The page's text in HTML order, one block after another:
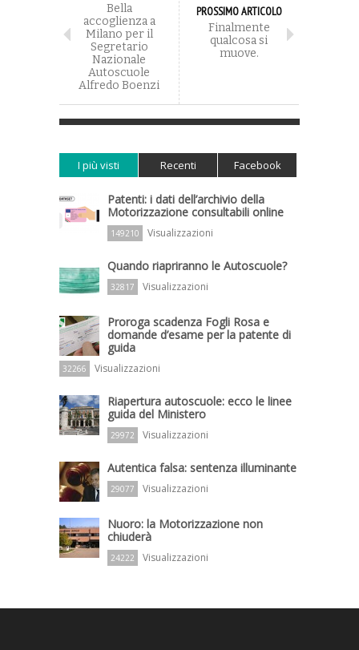
Bella
accoglienza a
Milano per il
Segretario
Nazionale
Autoscuole
Alfredo Boenzi
PROSSIMO ARTICOLO
Finalmente
qualcosa si
muove.
I più visti Recenti Facebook
Patenti: i dati dell’archivio della
Motorizzazione consultabili online
149210 Visualizzazioni
Quando riapriranno le Autoscuole?
32817 Visualizzazioni
Proroga scadenza Fogli Rosa e
domande d’esame per la patente di
guida
32266 Visualizzazioni
Riapertura autoscuole: ecco le linee
guida del Ministero
29972 Visualizzazioni
Autentica falsa: sentenza illuminante
29077 Visualizzazioni
Nuoro: la Motorizzazione non
chiuderà
24222 Visualizzazioni